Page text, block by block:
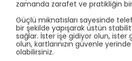
zamanda zarafet ve pratikliğin
Güçlü mıknatısları sayesinde
bir şekilde yapışarak üstün
sağlar. İster işe gidiyor olun, ister
olun, kartlarınızın güvenle
olabilirsiniz.